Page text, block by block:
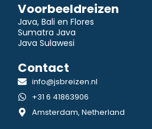
Voorbeeldreizen
Java, Bali en Flores
Sumatra Java
Java Sulawesi
Contact
info@jsbreizen.nl
+31 6 41863906
Amsterdam, Netherland